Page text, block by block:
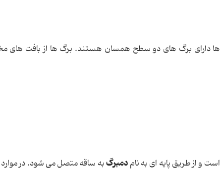
ها دارای برگ های دو سطح همسان هستند. برگ ها از بافت های
و از طریق پایه ای به نامدمبرگبه ساقه متصل می شود. در